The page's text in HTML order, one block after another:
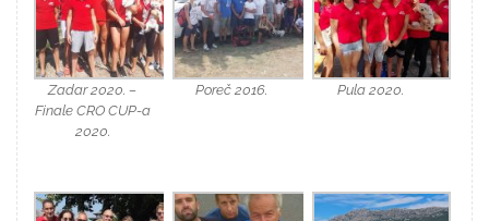
Zadar 2020. –
Finale CRO CUP-a
2020.
Poreč 2016. Pula 2020.